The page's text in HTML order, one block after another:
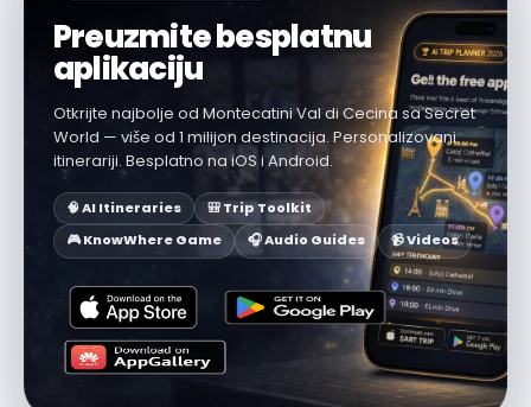
Preuzmite besplatnu
aplikaciju
Otkrijte najbolje od Montecatini Val di Cecina sa Secret
World — više od 1 milijon destinacija. Personalizovani
itinerariji. Besplatno na iOS i Android.
🧠 AI Itineraries
🎒 Trip Toolkit
🎮 KnowWhere Game
🎧 Audio Guides 📹 Videos